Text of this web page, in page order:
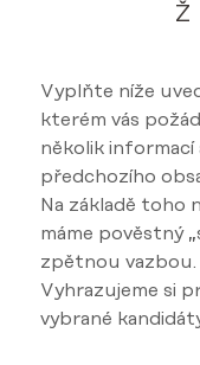
Vyplňte níže
kterém vás
několik informací
předchozího
Na základě toho
máme pověstný
zpětnou vazbou.
Vyhrazujeme si
vybrané